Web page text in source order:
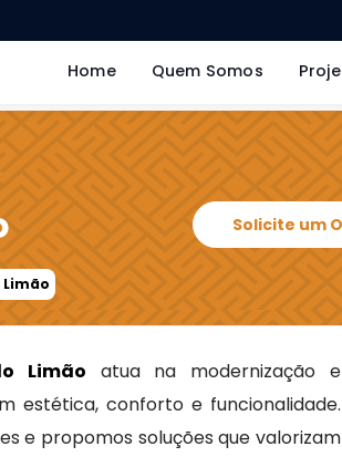
Home Quem Somos
Solicite um
Limão atua na modernização e
estética, conforto e funcionalidade.
e propomos soluções que valorizam